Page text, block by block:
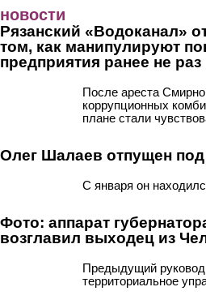
новости
Рязанский «Водоканал»
том, как манипулируют
предприятия ранее не
После ареста
коррупционных
плане стали
Олег Шалаев отпущен
С января он
Фото: аппарат
возглавил выходец из
Предыдущий
территориальное